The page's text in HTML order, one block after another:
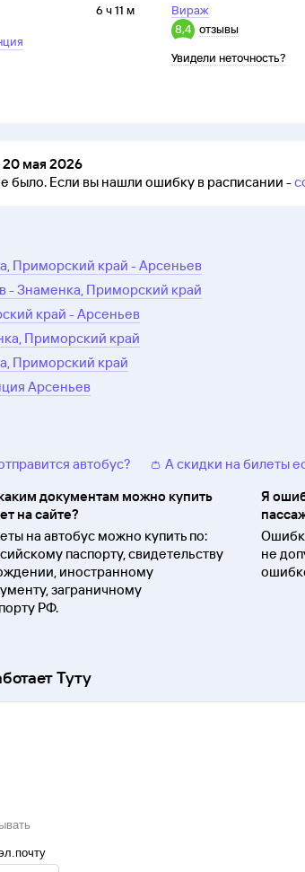
6 ч 11 м
Вираж
8,4 отзывы
Увидели неточность?
20 мая 2026
было. Если вы нашли ошибку в расписании -
Приморский край - Арсеньев
- Знаменка, Приморский край
край - Арсеньев
Приморский край
Приморский край
Арсеньев
автобус?
👛 А скидки на билеты
документам можно купить
на сайте?
на автобус можно купить по:
паспорту, свидетельству
иностранному
заграничному
РФ.
Я
не
Туту